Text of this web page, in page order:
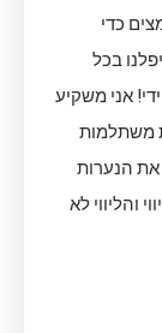
כדי
בכל
אני משקיע
משתלמות
את הנערות
והליווי לא